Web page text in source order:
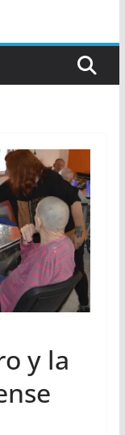
y la